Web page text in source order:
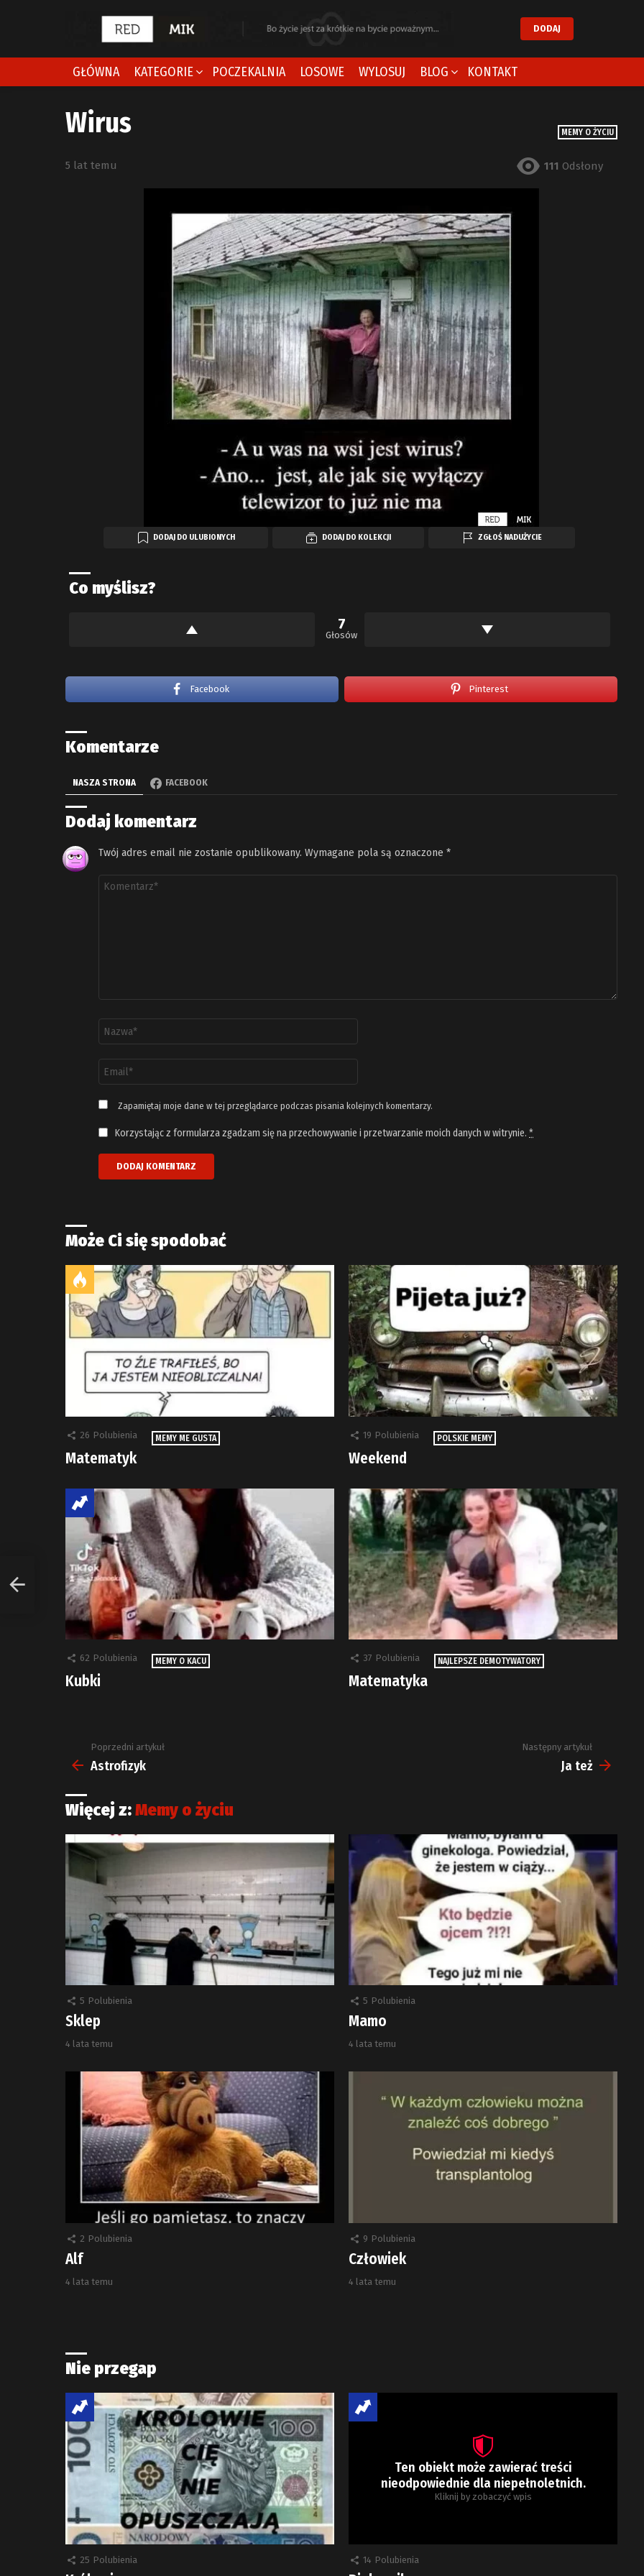
DODAJ
GŁÓWNA KATEGORIE POCZEKALNIA LOSOWE WYLOSUJ BLOG KONTAKT
MEMY O ŻYCIU
Wirus
5 lat temu 111 Odsłony
DODAJ DO ULUBIONYCH DODAJ DO KOLEKCJI ZGŁOŚ NADUŻYCIE
Co myślisz?
7
Głosów
Facebook Pinterest
Komentarze
NASZA STRONA FACEBOOK
Dodaj komentarz
Twój adres email nie zostanie opublikowany. Wymagane pola są oznaczone *
Komentarz
email
*
Zapamiętaj moje dane w tej przeglądarce podczas pisania kolejnych komentarzy.
Korzystając z formularza zgadzam się na przechowywanie i przetwarzanie moich danych w witrynie. *
Może Ci się spodobać
26 Polubienia MEMY ME GUSTA
Matematyk
19 Polubienia POLSKIE MEMY
Weekend
62 Polubienia MEMY O KACU
Kubki
37 Polubienia NAJLEPSZE DEMOTYWATORY
Matematyka
Zobacz
więcej
Poprzedni artykuł
Astrofizyk
Następny artykuł
Ja też
Więcej z:Memy o życiu
5 Polubienia
Sklep
4 lata temu
5 Polubienia
Mamo
4 lata temu
2 Polubienia
Alf
4 lata temu
9 Polubienia
Człowiek
4 lata temu
Nie przegap
25 Polubienia
Ten obiekt może zawierać treści
nieodpowiednie dla niepełnoletnich.
Kliknij by zobaczyć wpis
14 Polubienia